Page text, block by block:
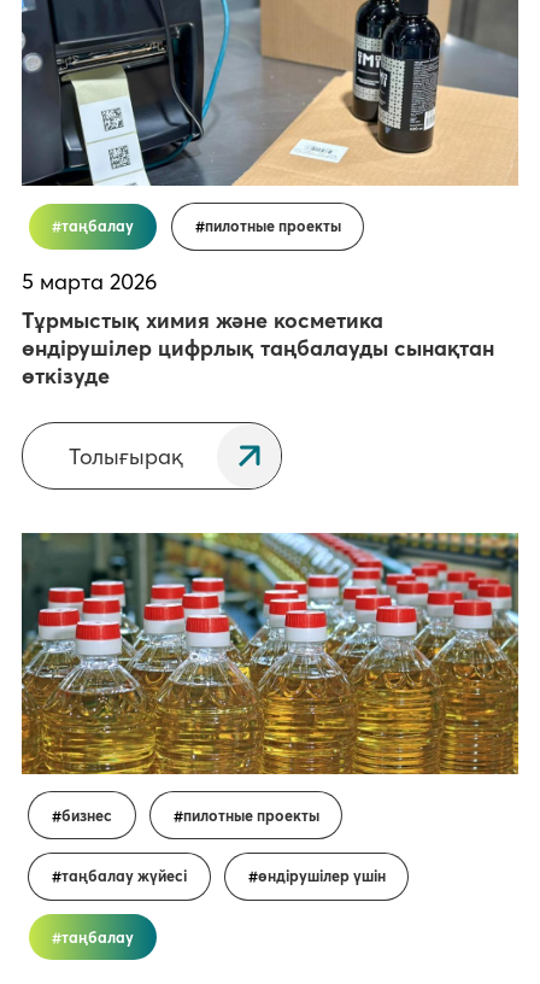
таңбалау пилотные проекты
5 марта 2026
Тұрмыстық химия және косметика
өндірушілер цифрлық таңбалауды сынақтан
өткізуде
Толығырақ
бизнес пилотные проекты
таңбалау жүйесі өндірушілер үшін
таңбалау